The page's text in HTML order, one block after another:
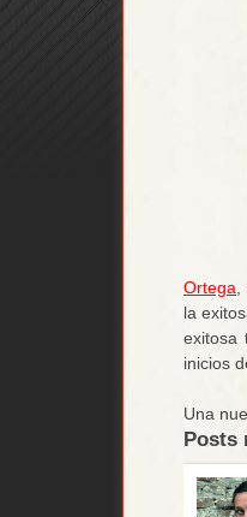
Ortega
la
exitosa
inicios
Una
Posts